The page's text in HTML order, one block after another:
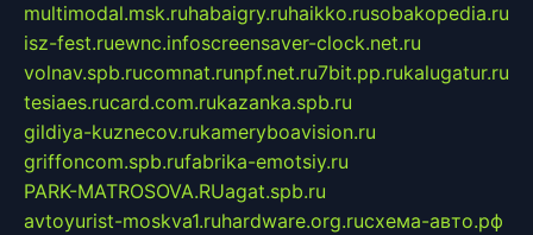
multimodal.msk.ruhabaigry.ruhaikko.rusobakopedia.ru
isz-fest.ruewnc.infoscreensaver-clock.net.ru
volnav.spb.rucomnat.runpf.net.ru7bit.pp.rukalugatur.ru
tesiaes.rucard.com.rukazanka.spb.ru
gildiya-kuznecov.rukameryboavision.ru
griffoncom.spb.rufabrika-emotsiy.ru
PARK-MATROSOVA.RUagat.spb.ru
avtoyurist-moskva1.ruhardware.org.ruсхема-авто.рф